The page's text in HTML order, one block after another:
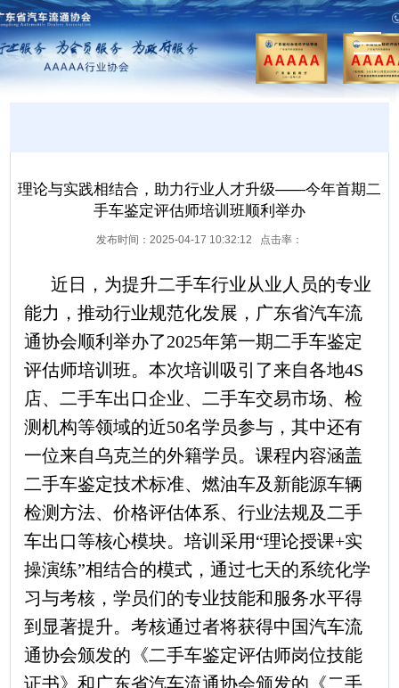
理论与实践相结合，助力行业人才升级——今年首期二
手车鉴定评估师培训班顺利举办
发布时间：2025-04-17 10:32:12 点击率：
近日，为提升二手车行业从业人员的专业
能力，推动行业规范化发展，广东省汽车流
通协会顺利举办了2025年第一期二手车鉴定
评估师培训班。本次培训吸引了来自各地4S
店、二手车出口企业、二手车交易市场、检
测机构等领域的近50名学员参与，其中还有
一位来自乌克兰的外籍学员。课程内容涵盖
二手车鉴定技术标准、燃油车及新能源车辆
检测方法、价格评估体系、行业法规及二手
车出口等核心模块。培训采用“理论授课+实
操演练”相结合的模式，通过七天的系统化学
习与考核，学员们的专业技能和服务水平得
到显著提升。考核通过者将获得中国汽车流
通协会颁发的《二手车鉴定评估师岗位技能
证书》和广东省汽车流通协会颁发的《二手